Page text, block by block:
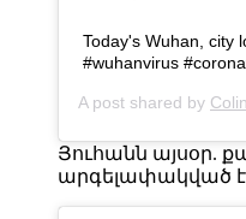
Today's Wuhan, city
#wuhanvirus
A post shared by
Յուհանն այսօր.
արգելափակված